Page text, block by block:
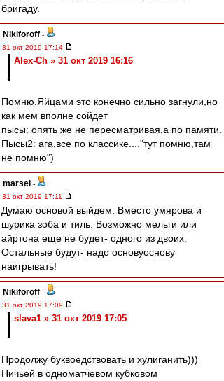
бригаду.
Nikiforoff -
31 окт 2019 17:14
Alex-Ch » 31 окт 2019 16:16
Помню.Яйцами это конечно сильно загнули,но
как мем вполне сойдет
пысы: опять же не пересматривая,а по памяти.
Пысы2: ага,все по классике...."тут помню,там
не помню")
marsel -
31 окт 2019 17:11
Думаю основой выйдем. Вместо умярова и
шурика зоба и тиль. Возможно мельги или
айртона еще не будет- одного из двоих.
Остальные будут- надо основуоснову
наигрывать!
Nikiforoff -
31 окт 2019 17:09
slava1 » 31 окт 2019 17:05
Продолжу буквоедствовать и хулиганить)))
Ничьей в одноматчевом кубковом